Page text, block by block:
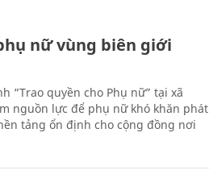
nữ vùng biên giới
“Trao quyền cho Phụ nữ” tại xã
nguồn lực để phụ nữ khó khăn phát
tảng ổn định cho cộng đồng nơi